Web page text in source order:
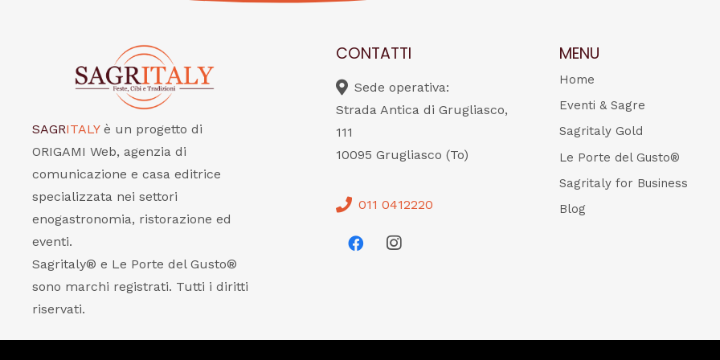
SAGRITALY è un progetto di
ORIGAMI Web, agenzia di
comunicazione e casa editrice
specializzata nei settori
enogastronomia, ristorazione ed
eventi.
Sagritaly® e Le Porte del Gusto®
sono marchi registrati. Tutti i diritti
riservati.
CONTATTI
Sede operativa:
Strada Antica di Grugliasco,
111
10095 Grugliasco (To)
011 0412220
MENU
Home
Eventi & Sagre
Sagritaly Gold
Le Porte del Gusto®
Sagritaly for Business
Blog